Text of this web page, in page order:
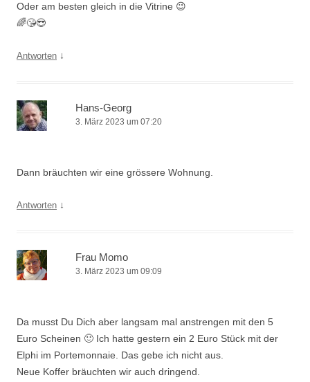
Oder am besten gleich in die Vitrine 😉
🌈😘😎
Antworten ↓
Hans-Georg
3. März 2023 um 07:20
Dann bräuchten wir eine grössere Wohnung.
Antworten ↓
Frau Momo
3. März 2023 um 09:09
Da musst Du Dich aber langsam mal anstrengen mit den 5
Euro Scheinen 🙂 Ich hatte gestern ein 2 Euro Stück mit der
Elphi im Portemonnaie. Das gebe ich nicht aus.
Neue Koffer bräuchten wir auch dringend.